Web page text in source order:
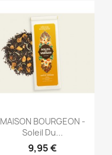
Aperçu rapide
MAISON BOURGEON -
Soleil Du...
9,95 €